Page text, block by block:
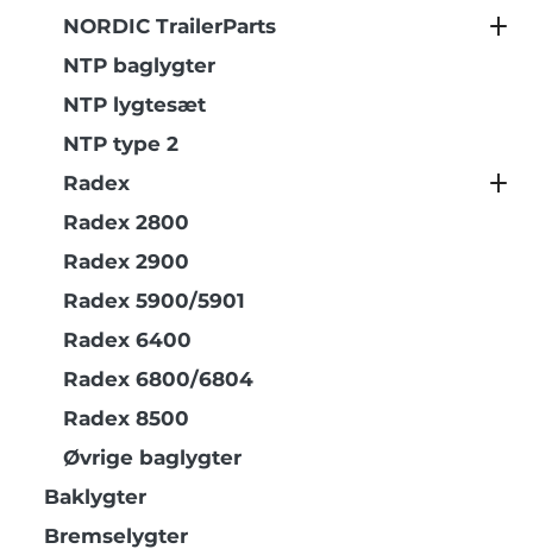
NORDIC TrailerParts
NTP baglygter
NTP lygtesæt
NTP type 2
Radex
Radex 2800
Radex 2900
Radex 5900/5901
Radex 6400
Radex 6800/6804
Radex 8500
Øvrige baglygter
Baklygter
Bremselygter